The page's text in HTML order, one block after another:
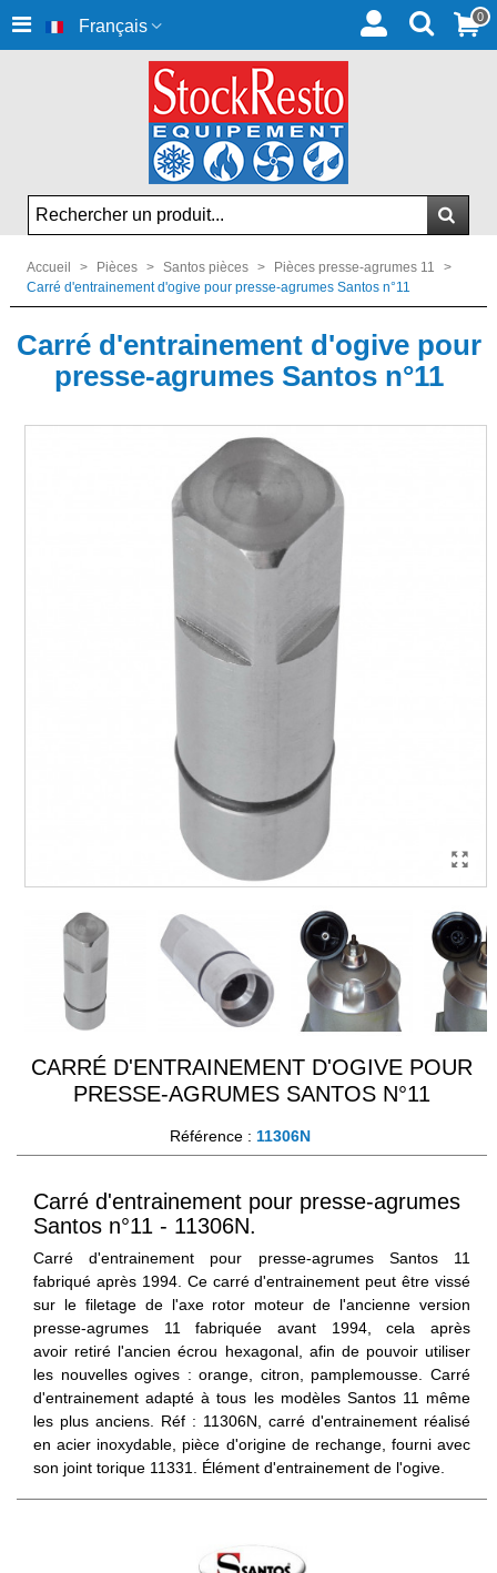
Français 0
Accueil > Pièces > Santos pièces > Pièces presse-agrumes 11
>
Carré d'entrainement d'ogive pour presse-agrumes Santos n°11
Carré d'entrainement d'ogive pour
presse-agrumes Santos n°11
CARRÉ D'ENTRAINEMENT D'OGIVE POUR
PRESSE-AGRUMES SANTOS N°11
Référence : 11306N
Carré d'entrainement pour presse-agrumes
Santos n°11 - 11306N.
Carré d'entrainement pour presse-agrumes Santos 11
fabriqué après 1994. Ce carré d'entrainement peut être vissé
sur le filetage de l'axe rotor moteur de l'ancienne version
presse-agrumes 11 fabriquée avant 1994, cela après
avoir retiré l'ancien écrou hexagonal, afin de pouvoir utiliser
les nouvelles ogives : orange, citron, pamplemousse. Carré
d'entrainement adapté à tous les modèles Santos 11 même
les plus anciens. Réf : 11306N, carré d'entrainement réalisé
en acier inoxydable, pièce d'origine de rechange, fourni avec
son joint torique 11331. Élément d'entrainement de l'ogive.